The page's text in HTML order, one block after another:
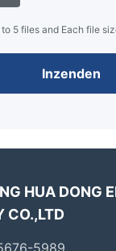
5 files and Each file
Inzenden
HUA DONG
CO.,LTD
5989